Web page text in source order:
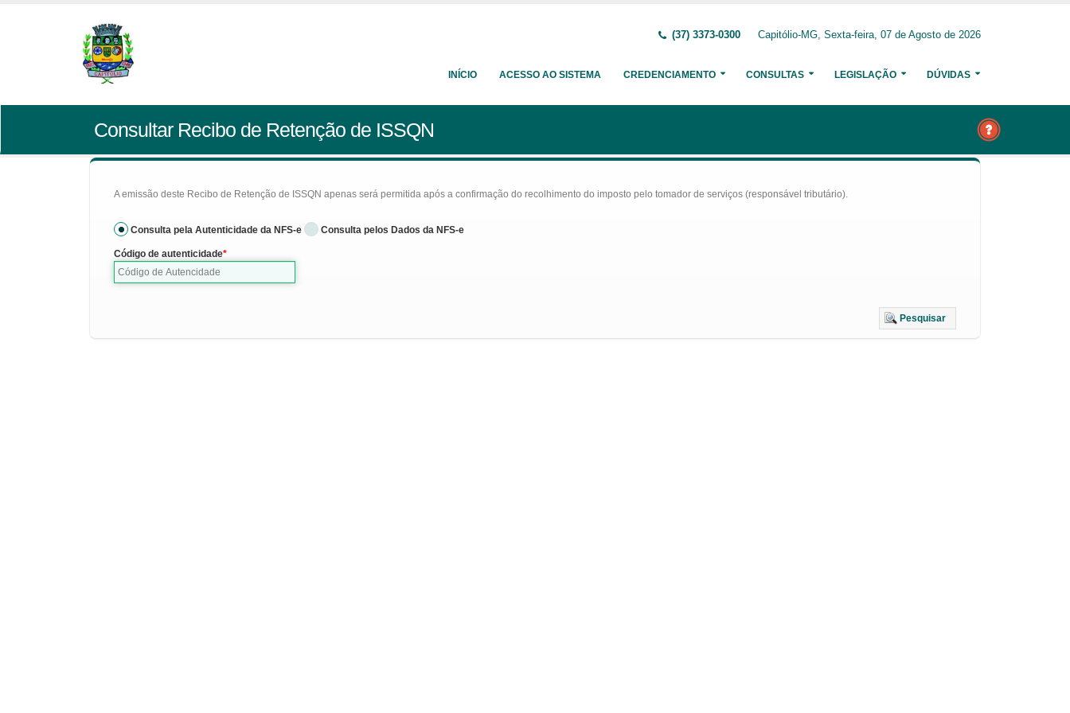
(37) 3373-0300 Capitólio-MG, Sexta-feira, 07 de Agosto de 2026
INÍCIO ACESSO AO SISTEMA CREDENCIAMENTO CONSULTAS LEGISLAÇÃO DÚVIDAS
Consultar Recibo de Retenção de ISSQN
A emissão deste Recibo de Retenção de ISSQN apenas será permitida após a confirmação do recolhimento do imposto pelo tomador de serviços (responsável tributário).
Consulta pela Autenticidade da NFS-e Consulta pelos Dados da NFS-e
Código de autenticidade
Pesquisar